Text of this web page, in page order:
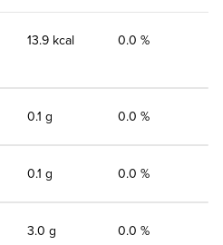
13.9 kcal 0.0 %
0.1 g 0.0 %
0.1 g 0.0 %
3.0 g 0.0 %